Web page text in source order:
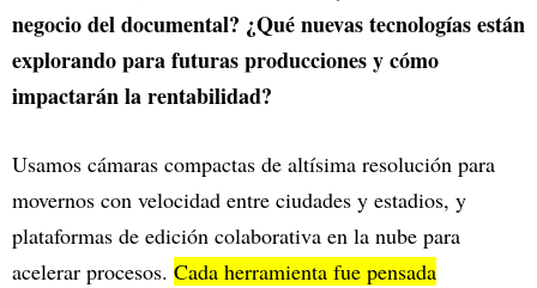
negocio del documental? ¿Qué nuevas tecnologías están
explorando para futuras producciones y cómo
impactarán la rentabilidad?
Usamos cámaras compactas de altísima resolución para
movernos con velocidad entre ciudades y estadios, y
plataformas de edición colaborativa en la nube para
acelerar procesos. Cada herramienta fue pensada